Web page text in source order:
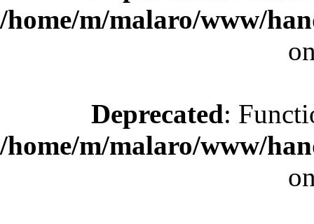
/home/m/malaro/www/
Deprecated:
/home/m/malaro/www/